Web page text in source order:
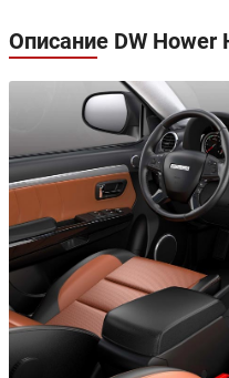
Описание DW Hower